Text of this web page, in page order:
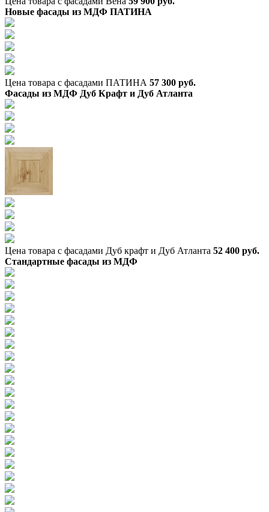
Новые фасады из МДФ ПАТИНА
Цена товара с фасадами ПАТИНА 57 300 руб.
Фасады из МДФ Дуб Крафт и Дуб Атланта
Цена товара с фасадами Дуб крафт и Дуб Атланта 52 400 руб.
Стандартные фасады из МДФ